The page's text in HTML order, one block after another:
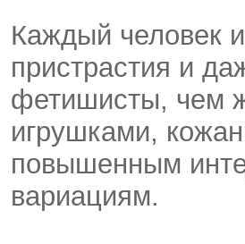
Каждый человек
пристрастия и
фетишисты, чем
игрушками,
повышенным
вариациям.